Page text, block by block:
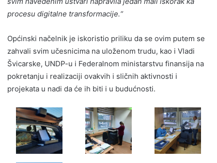
procesu digitalne transformacije.“
Općinski načelnik je iskoristio priliku da se ovim putem se
zahvali svim učesnicima na uloženom trudu, kao i Vladi
Švicarske, UNDP-u i Federalnom ministarstvu finansija na
pokretanju i realizaciji ovakvih i sličnih aktivnosti i
projekata u nadi da će ih biti i u budućnosti.